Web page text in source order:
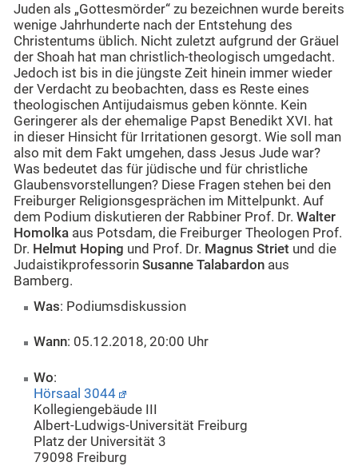
Juden als „Gottesmörder“ zu bezeichnen wurde bereits
wenige Jahrhunderte nach der Entstehung des
Christentums üblich. Nicht zuletzt aufgrund der Gräuel
der Shoah hat man christlich-theologisch umgedacht.
Jedoch ist bis in die jüngste Zeit hinein immer wieder
der Verdacht zu beobachten, dass es Reste eines
theologischen Antijudaismus geben könnte. Kein
Geringerer als der ehemalige Papst Benedikt XVI. hat
in dieser Hinsicht für Irritationen gesorgt. Wie soll man
also mit dem Fakt umgehen, dass Jesus Jude war?
Was bedeutet das für jüdische und für christliche
Glaubensvorstellungen? Diese Fragen stehen bei den
Freiburger Religionsgesprächen im Mittelpunkt. Auf
dem Podium diskutieren der Rabbiner Prof. Dr. Walter
Homolka aus Potsdam, die Freiburger Theologen Prof.
Dr. Helmut Hoping und Prof. Dr. Magnus Striet und die
Judaistikprofessorin Susanne Talabardon aus
Bamberg.
Was: Podiumsdiskussion
Wann: 05.12.2018, 20:00 Uhr
Wo:
Hörsaal 3044
Kollegiengebäude III
Albert-Ludwigs-Universität Freiburg
Platz der Universität 3
79098 Freiburg